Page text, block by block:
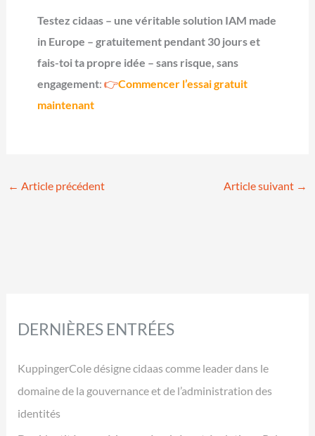
Testez cidaas – une véritable solution IAM made
in Europe – gratuitement pendant 30 jours et
fais-toi ta propre idée – sans risque, sans
engagement: 👉Commencer l’essai gratuit
maintenant
← Article précédent Article suivant →
DERNIÈRES ENTRÉES
KuppingerCole désigne cidaas comme leader dans le
domaine de la gouvernance et de l’administration des
identités